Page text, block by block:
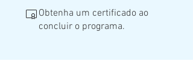
Obtenha um certificado ao
concluir o programa.